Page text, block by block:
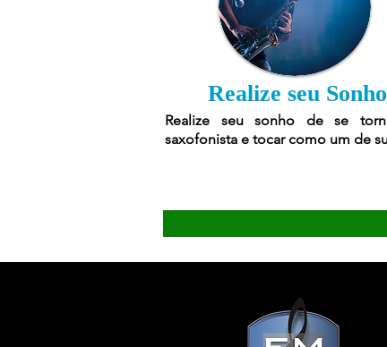
Realize seu Sonho
Realize seu sonho de se
saxofonista e tocar como um de